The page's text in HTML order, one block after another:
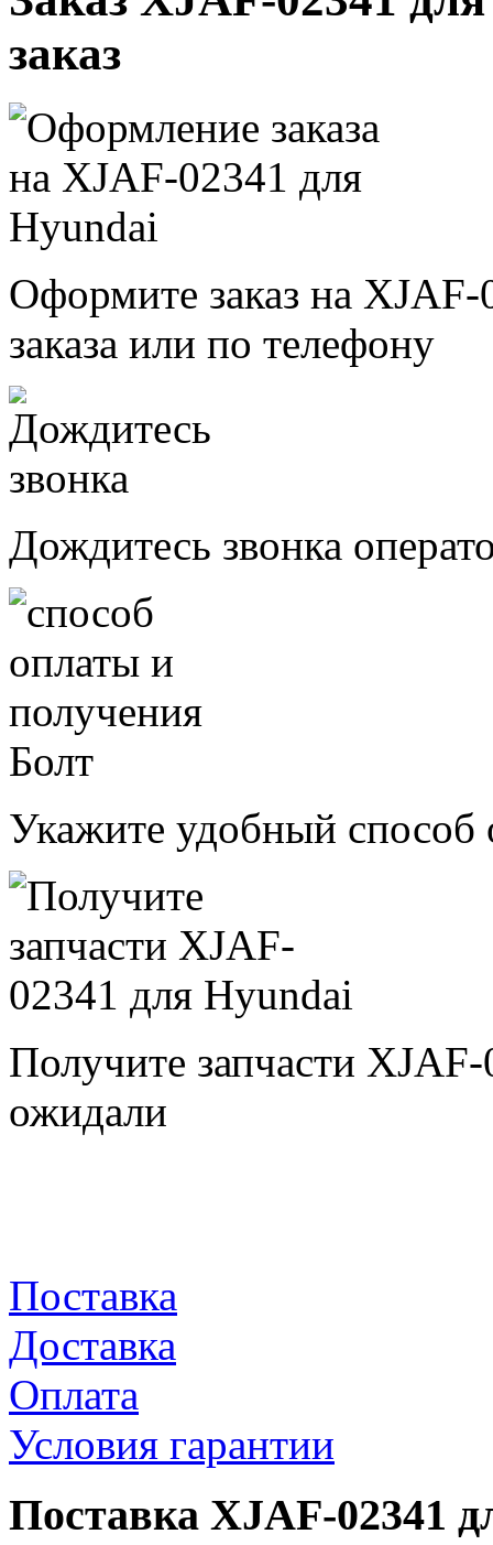
заказ
Оформите заказ на
заказа или по телефону
Дождитесь звонка
Укажите удобный способ
Получите запчасти
ожидали
Поставка
Доставка
Оплата
Условия гарантии
Поставка XJAF-02341